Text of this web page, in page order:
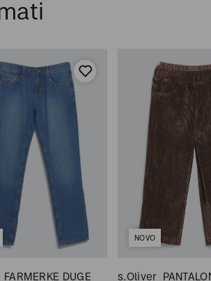
FARMERKE DUGE
NOVO
s.Oliver